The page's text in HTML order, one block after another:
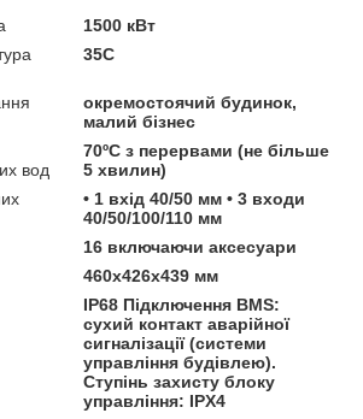
1500 кВт
35C
окремостоячий будинок,
малий бізнес
вод
70ºС з перервами (не більше
5 хвилин)
• 1 вхід 40/50 мм • 3 входи
40/50/100/110 мм
16 включаючи аксесуари
460x426x439 мм
IP68 Підключення BMS:
сухий контакт аварійної
сигналізації (системи
управління будівлею).
Ступінь захисту блоку
управління: IPX4